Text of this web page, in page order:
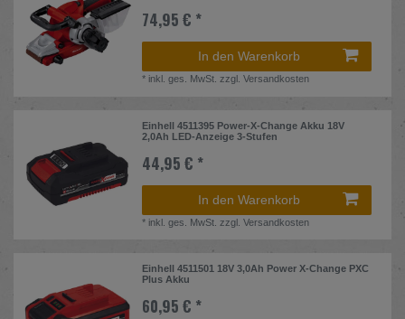
74,95 € *
In den Warenkorb
* inkl. ges. MwSt. zzgl.Versandkosten
Einhell 4511395 Power-X-Change Akku 18V
2,0Ah LED-Anzeige 3-Stufen
44,95 € *
In den Warenkorb
* inkl. ges. MwSt. zzgl.Versandkosten
Einhell 4511501 18V 3,0Ah Power X-Change PXC
Plus Akku
60,95 € *